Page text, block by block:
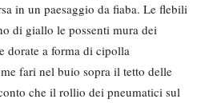
in un paesaggio da fiaba. Le flebili
di giallo le possenti mura dei
dorate a forma di cipolla
fari nel buio sopra il tetto delle
che il rollio dei pneumatici sul